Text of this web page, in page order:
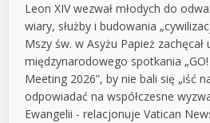
Leon XIV wezwał młodych do
wiary, służby i budowania
Mszy św. w Asyżu Papież zachęcał
międzynarodowego spotkania
Meeting 2026”, by nie bali się „iść
odpowiadać na współczesne
Ewangelii - relacjonuje Vatican